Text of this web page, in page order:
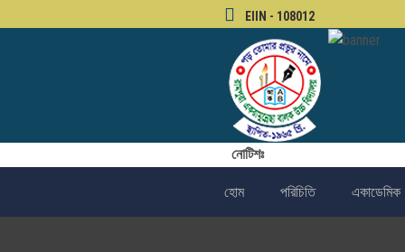
EIIN - 108012
নোটিশঃ
হোম পরিচিতি একাডেমিক